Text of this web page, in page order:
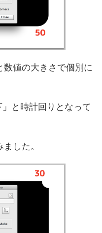
数値の大きさで個別に
と時計回りとなって
した。